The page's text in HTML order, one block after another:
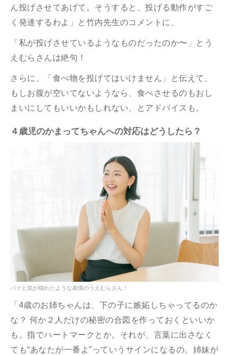
ん投げさせてあげて。そうすると、投げる動作がすご
く発達するわよ」と竹内先生のコメントに、
「私が投げさせているようなものだったのか〜」とう
えむらさんは絶句！
さらに、「食べ物を投げてはいけません」と伝えて、
もしお腹が空いてないようなら、食べさせるのもおし
まいにしてもいいかもしれない、とアドバイスも。
４歳児のかまってちゃんへの対応はどうしたら？
パァと気が晴れたような表情のうえむらさん！
「4歳のお姉ちゃんは、下の子に嫉妬しちゃってるのか
な？ 何か２人だけの秘密の合図を作っておくといいか
も。指でハートマークとか。それが、言葉に出さなく
ても“あなたが一番よ”っていうサインになるの。姉妹が